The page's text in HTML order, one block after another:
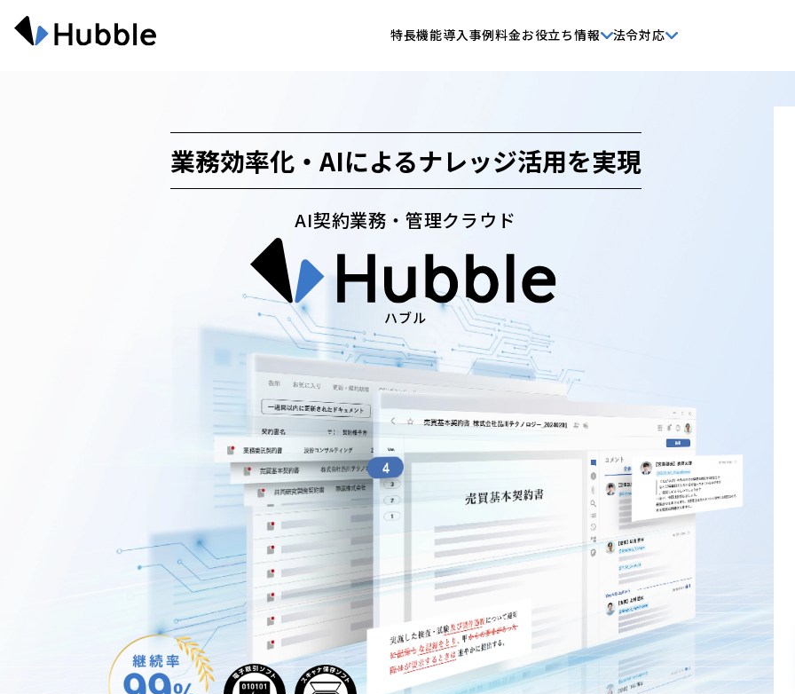
特長機能導入事例料金お役立ち情報 法令対応
業務効率化・AIによるナレッジ活用を実現
AI契約業務・管理クラウド
ハブル